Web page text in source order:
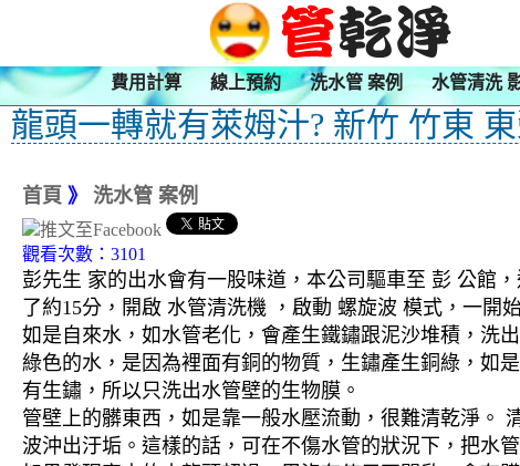
費用計算 線上預約 洗水管 案例 水管清洗
龍頭一轉就有萊姆汁? 新竹 竹東
首頁 》 洗水管 案例
觀看次數：3101
彭先生 家的出水會有一股味道，本公司驅車至 彭 公館
了約15分，開啟 水管清洗機 ，啟動 螺旋波 模式，一
如是自來水，如水管老化，會產生鐵鏽跟泥沙堆積，洗
綠色的水，是因為裡面有銅的物質，生鏽產生銅綠，如
有生鏽，所以只洗出水管壁的生物膜。
管壁上的髒東西，如是靠一般水壓流動，很難清乾淨。
波沖出汙垢。這樣的話，可在不傷水管的狀況下，把水